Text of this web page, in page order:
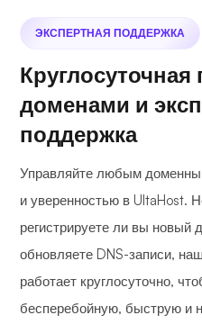
ЭКСПЕРТНАЯ ПОДДЕРЖКА
доменами и
поддержка
Управляйте любым
и уверенностью в UltaHost.
регистрируете ли вы новый
обновляете DNS-записи,
работает круглосуточно,
бесперебойную, быструю и